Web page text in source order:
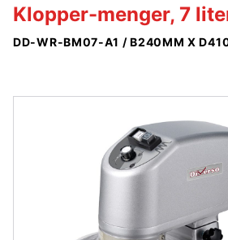
MERKEN
Klopper-menger, 7
DD-WR-BM07-A1 / B240MM X